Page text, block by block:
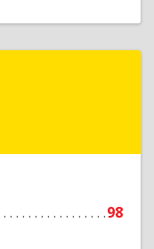
98
г, Труда ул,